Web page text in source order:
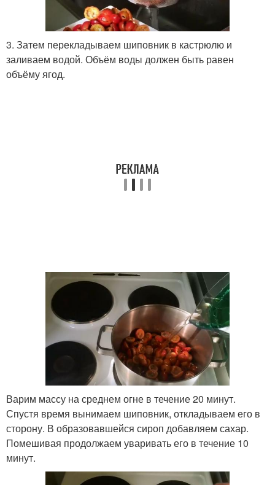
3. Затем перекладываем шиповник в кастрюлю и
заливаем водой. Объём воды должен быть равен
объёму ягод.
Варим массу на среднем огне в течение 20 минут.
Спустя время вынимаем шиповник, откладываем его в
сторону. В образовавшейся сироп добавляем сахар.
Помешивая продолжаем уваривать его в течение 10
минут.